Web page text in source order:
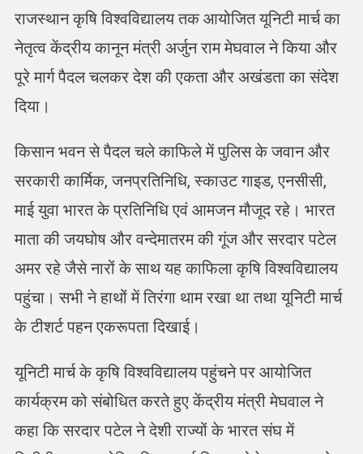
राजस्थान कृषि विश्वविद्यालय तक आयोजित यूनिटी मार्च का
नेतृत्व केंद्रीय कानून मंत्री अर्जुन राम मेघवाल ने किया और
पूरे मार्ग पैदल चलकर देश की एकता और अखंडता का संदेश
दिया।
किसान भवन से पैदल चले काफिले में पुलिस के जवान और
सरकारी कार्मिक, जनप्रतिनिधि, स्काउट गाइड, एनसीसी,
माई युवा भारत के प्रतिनिधि एवं आमजन मौजूद रहे। भारत
माता की जयघोष और वन्देमातरम की गूंज और सरदार पटेल
अमर रहे जैसे नारों के साथ यह काफिला कृषि विश्वविद्यालय
पहुंचा। सभी ने हाथों में तिरंगा थाम रखा था तथा यूनिटी मार्च
के टीशर्ट पहन एकरूपता दिखाई।
यूनिटी मार्च के कृषि विश्वविद्यालय पहुंचने पर आयोजित
कार्यक्रम को संबोधित करते हुए केंद्रीय मंत्री मेघवाल ने
कहा कि सरदार पटेल ने देशी राज्यों के भारत संघ में